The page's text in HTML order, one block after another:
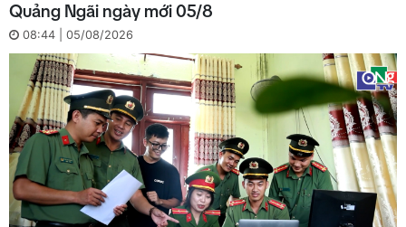
Quảng Ngãi ngày mới 05/8
08:44 | 05/08/2026